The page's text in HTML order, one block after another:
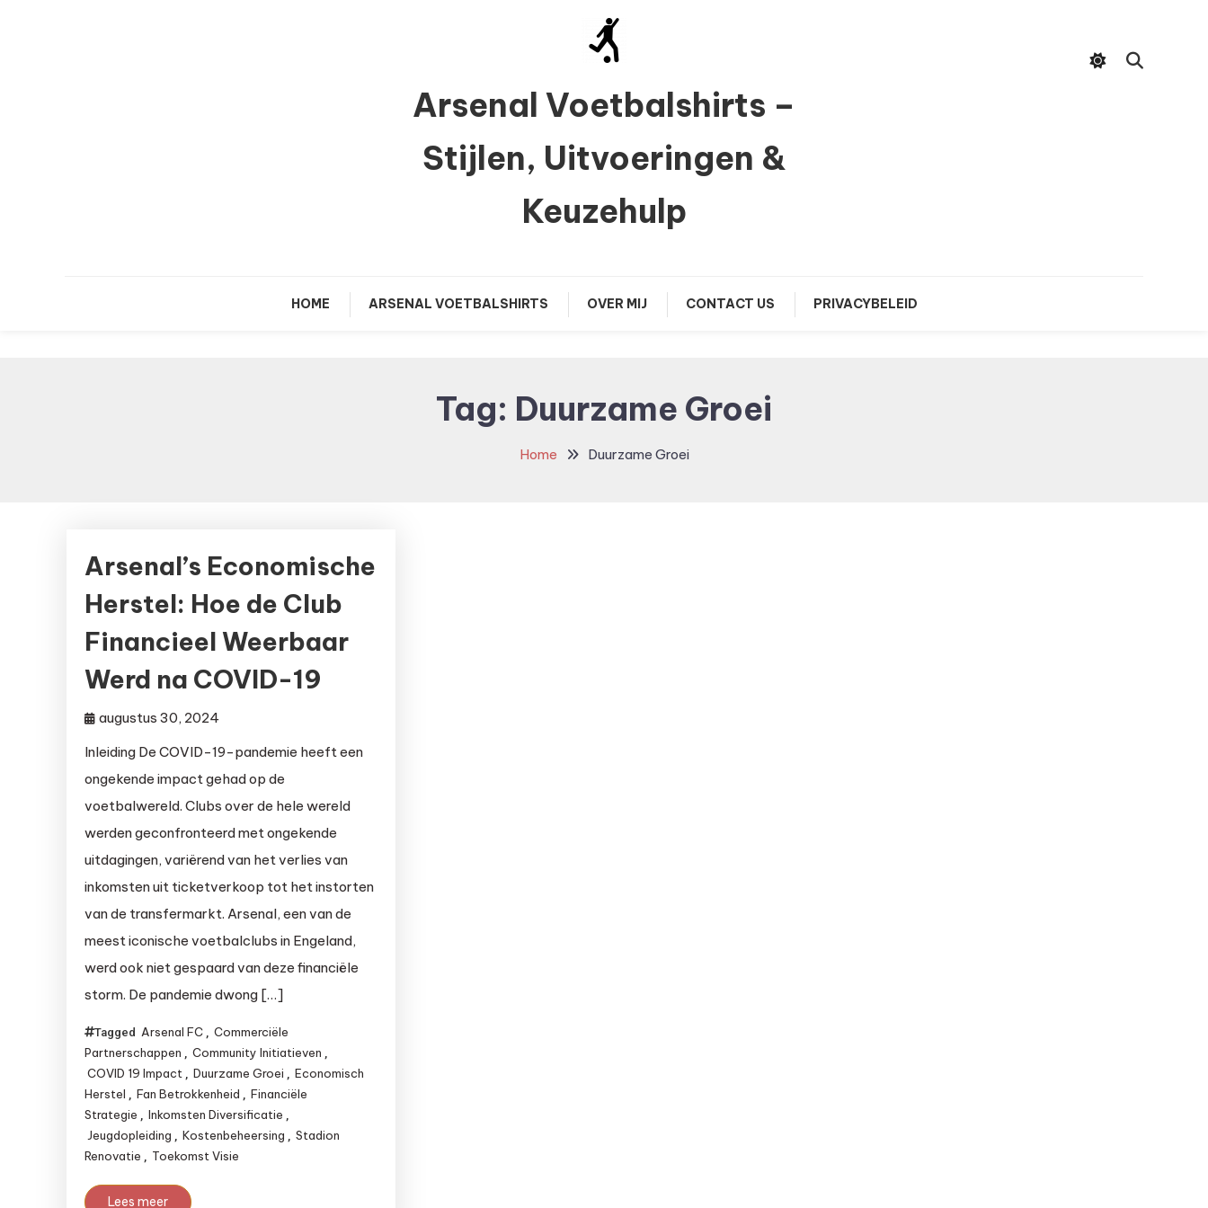
Arsenal Voetbalshirts –
Stijlen, Uitvoeringen &
Keuzehulp
HOME ARSENAL VOETBALSHIRTS OVER MIJ CONTACT US PRIVACYBELEID
Tag: Duurzame Groei
Home Duurzame Groei
Arsenal’s Economische
Herstel: Hoe de Club
Financieel Weerbaar
Werd na COVID-19
augustus 30, 2024
Inleiding De COVID-19-pandemie heeft een
ongekende impact gehad op de
voetbalwereld. Clubs over de hele wereld
werden geconfronteerd met ongekende
uitdagingen, variërend van het verlies van
inkomsten uit ticketverkoop tot het instorten
van de transfermarkt. Arsenal, een van de
meest iconische voetbalclubs in Engeland,
werd ook niet gespaard van deze financiële
storm. De pandemie dwong […]
Tagged Arsenal FC , Commerciële
Partnerschappen , Community Initiatieven ,
COVID 19 Impact , Duurzame Groei , Economisch
Herstel , Fan Betrokkenheid , Financiële
Strategie , Inkomsten Diversificatie ,
Jeugdopleiding , Kostenbeheersing , Stadion
Renovatie , Toekomst Visie
Lees meer